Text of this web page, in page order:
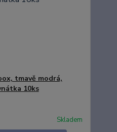
tmavě modrá,
10ks
Skladem